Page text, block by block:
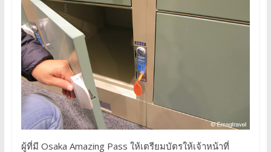
ผู้ที่มี Osaka Amazing Pass ให้เตรียมบัตรให้เจ้าหน้าที่